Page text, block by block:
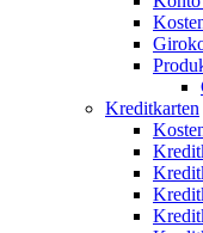
Kreditkarten